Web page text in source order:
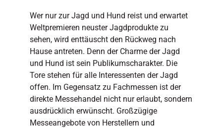
Wer nur zur Jagd und Hund reist und erwartet
Weltpremieren neuster Jagdprodukte zu
sehen, wird enttäuscht den Rückweg nach
Hause antreten. Denn der Charme der Jagd
und Hund ist sein Publikumscharakter. Die
Tore stehen für alle Interessenten der Jagd
offen. Im Gegensatz zu Fachmessen ist der
direkte Messehandel nicht nur erlaubt, sondern
ausdrücklich erwünscht. Großzügige
Messeangebote von Herstellern und